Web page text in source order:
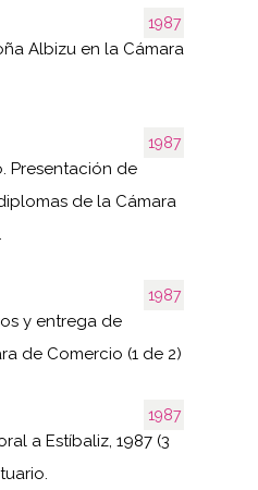
1987
Albizu en la Cámara
1987
Presentación de
de la Cámara
1987
y entrega de
de Comercio (1 de 2)
1987
a Estíbaliz, 1987 (3